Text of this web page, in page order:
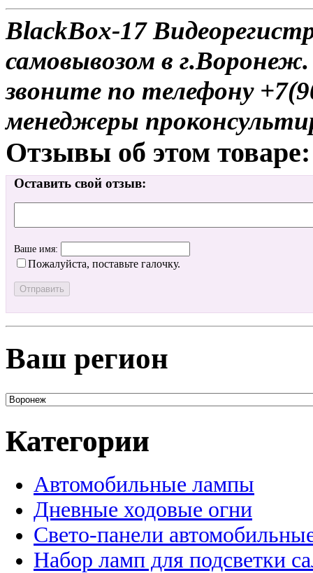
BlackBox-17
самовывозом в
звоните по телефону
менеджеры
Отзывы об этом товаре:
Оставить свой отзыв:
Ваше имя:
Пожалуйста, поставьте галочку.
Ваш регион
Категории
Автомобильные лампы
Дневные ходовые огни
Свето-панели
Набор ламп для подсветки